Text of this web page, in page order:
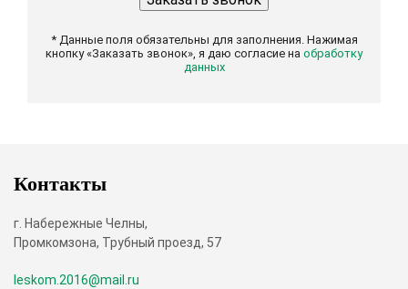
* Данные поля обязательны для заполнения. Нажимая
кнопку «Заказать звонок», я даю согласие на обработку
данных
Контакты
г. Набережные Челны,
Промкомзона, Трубный проезд, 57
leskom.2016@mail.ru